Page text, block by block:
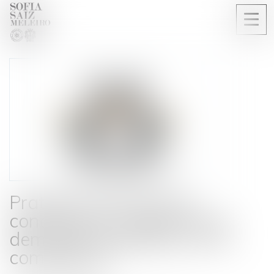
Pratique restrictive de
concurrence : portée d’une
demande subsidiaire sur la
compétence